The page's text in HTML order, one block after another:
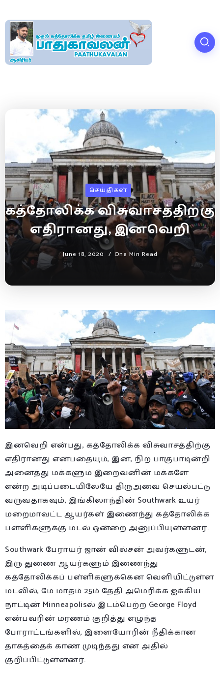
செய்திகள்
கத்தோலிக்க விசுவாசத்திற்கு
எதிரானது, இனவெறி
June 18, 2020 One Min Read
இனவெறி என்பது, கத்தோலிக்க விசுவாசத்திற்கு
எதிரானது என்பதையும், இன, நிற பாகுபாடின்றி
அனைத்து மக்களும் இறைவனின் மக்களே
என்ற அடிப்படையிலேயே திருஅவை செயல்பட்டு
வருவதாகவும், இங்கிலாந்தின் Southwark உயர்
மறைமாவட்ட ஆயர்கள் இணைந்து கத்தோலிக்க
பள்ளிகளுக்கு மடல் ஒன்றை அனுப்பியுள்ளனர்.
Southwark பேராயர் ஜான் வில்சன் அவர்களுடன்,
இரு துணை ஆயர்களும் இணைந்து
கத்தோலிக்கப் பள்ளிகளுக்கென வெளியிட்டுள்ள
மடலில், மே மாதம் 25ம் தேதி அமெரிக்க ஐக்கிய
நாட்டின் Minneapolisல் இடம்பெற்ற George Floyd
என்பவரின் மரணம் குறித்து எழுந்த
போராட்டங்களில், இளையோரின் நீதிக்கான
தாகத்தைக் காண முடிந்தது என அதில்
குறிப்பிட்டுள்ளனர்.